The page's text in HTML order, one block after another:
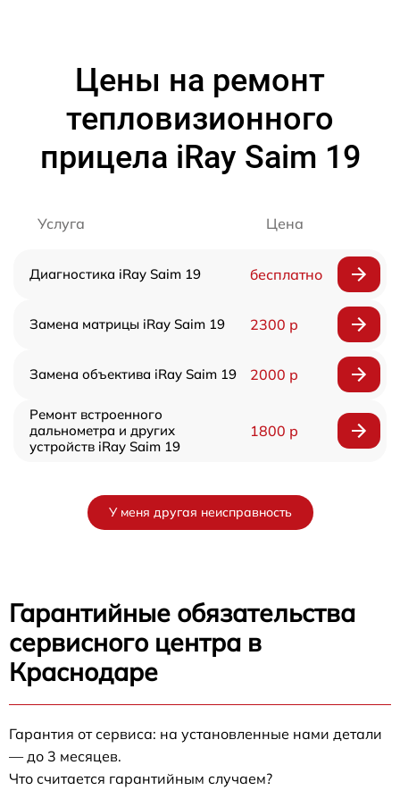
Цены на ремонт
тепловизионного
прицела iRay Saim 19
Услуга Цена
Диагностика iRay Saim 19 бесплатно
Замена матрицы iRay Saim 19 2300 р
Замена объектива iRay Saim 19 2000 р
Ремонт встроенного
дальнометра и других
устройств iRay Saim 19
1800 р
У меня другая неисправность
Гарантийные обязательства
сервисного центра в
Краснодаре
Гарантия от сервиса: на установленные нами детали
— до 3 месяцев.
Что считается гарантийным случаем?